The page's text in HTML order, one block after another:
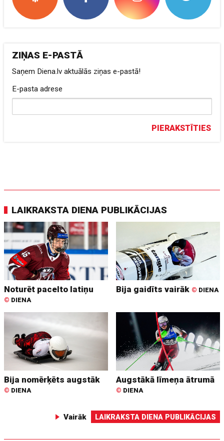
ZIŅAS E-PASTĀ
Saņem Diena.lv aktuālās ziņas e-pastā!
E-pasta adrese
PIERAKSTĪTIES
LAIKRAKSTA DIENA PUBLIKĀCIJAS
Noturēt pacelto latiņu
© DIENA
Bija gaidīts vairāk © DIENA
Bija nomērķēts augstāk
© DIENA
Augstākā līmeņa ātrumā
© DIENA
Vairāk LAIKRAKSTA DIENA PUBLIKĀCIJAS